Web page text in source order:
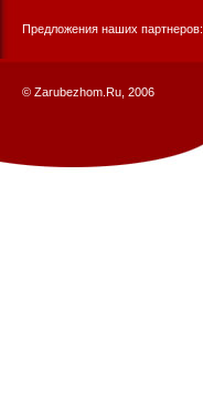
Предложения наших партнеров:
© Zarubezhom.Ru, 2006